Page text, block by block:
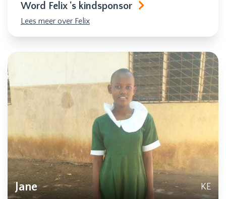
Word Felix 's kindsponsor
Lees meer over Felix
Jane KE